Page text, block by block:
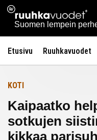
Siirry
sisältöön
Ruuhkavuodet.fi
Suomen lempein
Etusivu Ruuhkavuodet
Etusivulle
KOTI
Kaipaatko
sotkujen
kikkaa